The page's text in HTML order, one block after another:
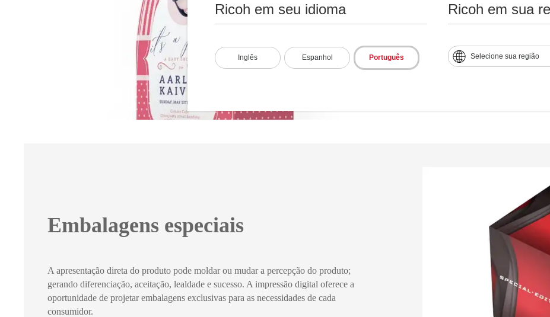
Ricoh em seu idioma
Inglês Espanhol Português
Ricoh em sua
Selecione sua região
A Ricoh proporciona a você o
necessário conectar-se
especiais, que tornam os eventos
Embalagens especiais
A apresentação direta do produto pode moldar ou mudar a percepção do produto;
gerando diferenciação, aceitação, lealdade e sucesso. A impressão digital oferece a
oportunidade de projetar embalagens exclusivas para as necessidades de cada
consumidor.